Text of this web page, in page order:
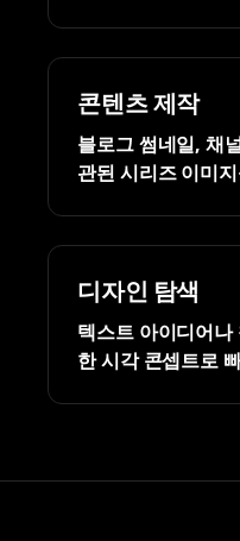
콘텐츠 제작
블로그 썸네일, 채
관된 시리즈 이미
디자인 탐색
텍스트 아이디어
한 시각 콘셉트로